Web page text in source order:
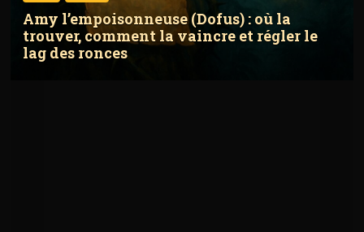
Amy l’empoisonneuse (Dofus) : où la
trouver, comment la vaincre et régler le
lag des ronces